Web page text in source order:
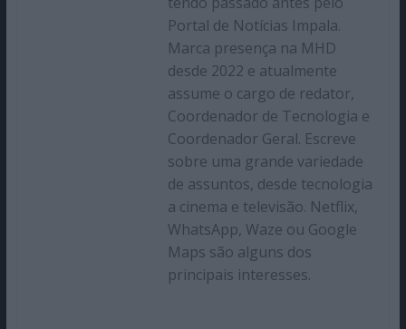
Portal de Notícias Impala.
Marca presença na MHD
desde 2022 e atualmente
assume o cargo de redator,
Coordenador de Tecnologia e
Coordenador Geral. Escreve
sobre uma grande variedade
de assuntos, desde tecnologia
a cinema e televisão. Netflix,
WhatsApp, Waze ou Google
Maps são alguns dos
principais interesses.